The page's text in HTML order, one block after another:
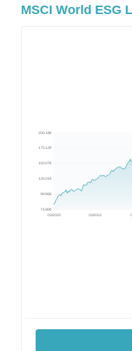
MSCI World ESG
74.90€
99.96€
125.01€
150.07€
175.12€
200.18€
03/2020 03/2021